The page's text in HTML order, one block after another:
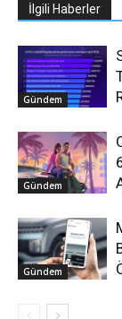
İlgili Haberler
Gündem
Gündem
Gündem